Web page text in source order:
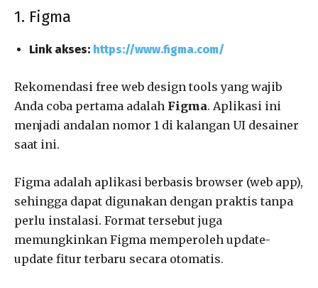
1. Figma
Link akses: https://www.figma.com/
Rekomendasi free web design tools yang wajib
Anda coba pertama adalah Figma. Aplikasi ini
menjadi andalan nomor 1 di kalangan UI desainer
saat ini.
Figma adalah aplikasi berbasis browser (web app),
sehingga dapat digunakan dengan praktis tanpa
perlu instalasi. Format tersebut juga
memungkinkan Figma memperoleh update-
update fitur terbaru secara otomatis.